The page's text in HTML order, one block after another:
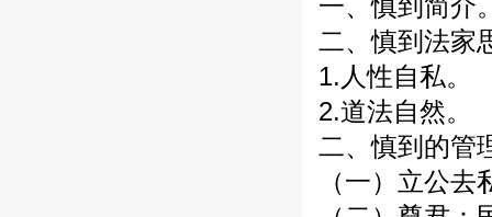
一、慎到简介
二、慎到法家
1.人性自私。
2.道法自然。
二、慎到的管
（一）立公去